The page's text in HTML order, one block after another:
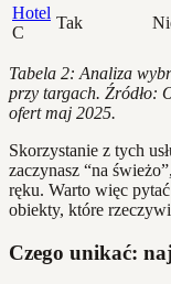
Hotel
C
Tak
Tabela 2: Analiza
przy targach. Źródło:
ofert maj 2025.
Skorzystanie z tych
zaczynasz “na
ręku. Warto więc
obiekty, które
Czego unikać: